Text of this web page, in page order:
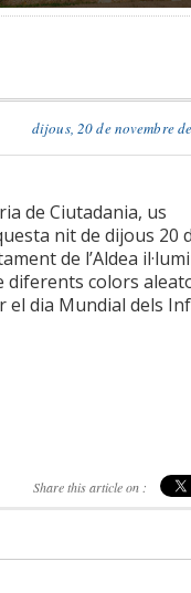
dijous, 20 de novembre
de Ciutadania, us
nit de dijous 20
de l’Aldea
diferents colors
el dia Mundial dels
Share this article on :